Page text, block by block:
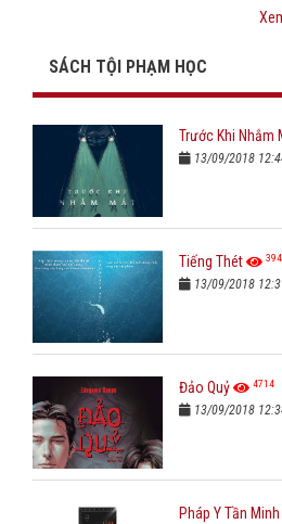
SÁCH TỘI PHẠM HỌC
Trước Khi Nhắm
13/09/2018
Tiếng Thét
13/09/2018
Đảo Quỷ 4714
13/09/2018
Pháp Y Tần Minh